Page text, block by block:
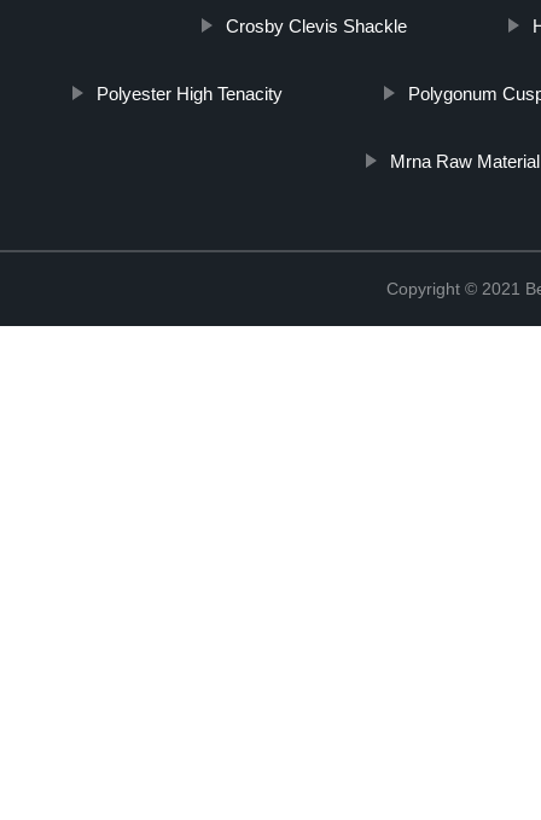
Crosby Clevis Shackle
Polyester High Tenacity Polygonum
Mrna Raw Material
Copyright © 2021